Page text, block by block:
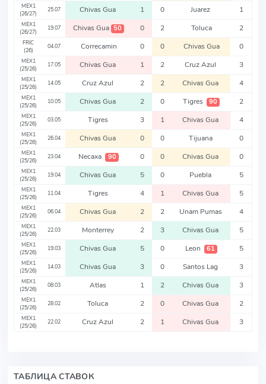
MEX1
(26/27)
25.07 Chivas Gua 1 0 Juarez 1
MEX1
(26/27)
19.07 Chivas Gua 50 0 2 Toluca 2
FRIC
(26)
04.07 Correcamin 0 0 Chivas Gua 0
MEX1
(25/26)
17.05 Chivas Gua 1 2 Cruz Azul 3
MEX1
(25/26)
14.05 Cruz Azul 2 2 Chivas Gua 4
MEX1
(25/26)
10.05 Chivas Gua 2 0 Tigres 90 2
MEX1
(25/26)
03.05 Tigres 3 1 Chivas Gua 4
MEX1
(25/26)
26.04 Chivas Gua 0 0 Tijuana 0
MEX1
(25/26)
23.04 Necaxa 90 0 0 Chivas Gua 0
MEX1
(25/26)
19.04 Chivas Gua 5 0 Puebla 5
MEX1
(25/26)
11.04 Tigres 4 1 Chivas Gua 5
MEX1
(25/26)
06.04 Chivas Gua 2 2 Unam Pumas 4
MEX1
(25/26)
22.03 Monterrey 2 3 Chivas Gua 5
MEX1
(25/26)
19.03 Chivas Gua 5 0 Leon 61 5
MEX1
(25/26)
14.03 Chivas Gua 3 0 Santos Lag 3
MEX1
(25/26)
08.03 Atlas 1 2 Chivas Gua 3
MEX1
(25/26)
28.02 Toluca 2 0 Chivas Gua 2
MEX1
(25/26)
22.02 Cruz Azul 2 1 Chivas Gua 3
ТАБЛИЦА СТАВОК